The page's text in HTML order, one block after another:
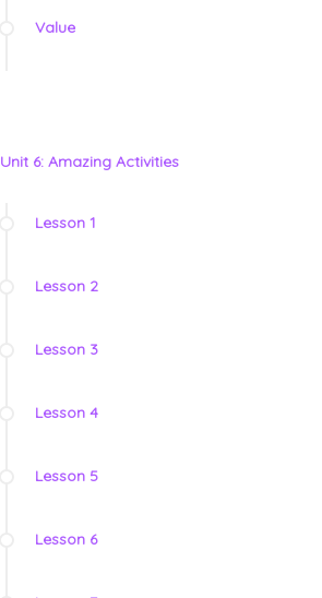
Value
Unit 6: Amazing Activities
Lesson 1
Lesson 2
Lesson 3
Lesson 4
Lesson 5
Lesson 6